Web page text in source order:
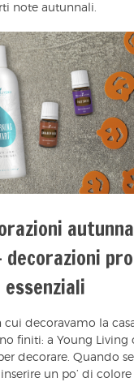
note autunnali.
decorazioni
cui decoravamo la
finiti: a Young Living
decorare. Quando
un po’ di